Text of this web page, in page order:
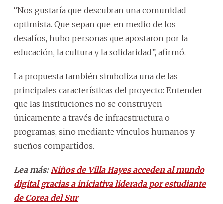
“Nos gustaría que descubran una comunidad
optimista. Que sepan que, en medio de los
desafíos, hubo personas que apostaron por la
educación, la cultura y la solidaridad”, afirmó.
La propuesta también simboliza una de las
principales características del proyecto: Entender
que las instituciones no se construyen
únicamente a través de infraestructura o
programas, sino mediante vínculos humanos y
sueños compartidos.
Lea más: Niños de Villa Hayes acceden al mundo
digital gracias a iniciativa liderada por estudiante
de Corea del Sur